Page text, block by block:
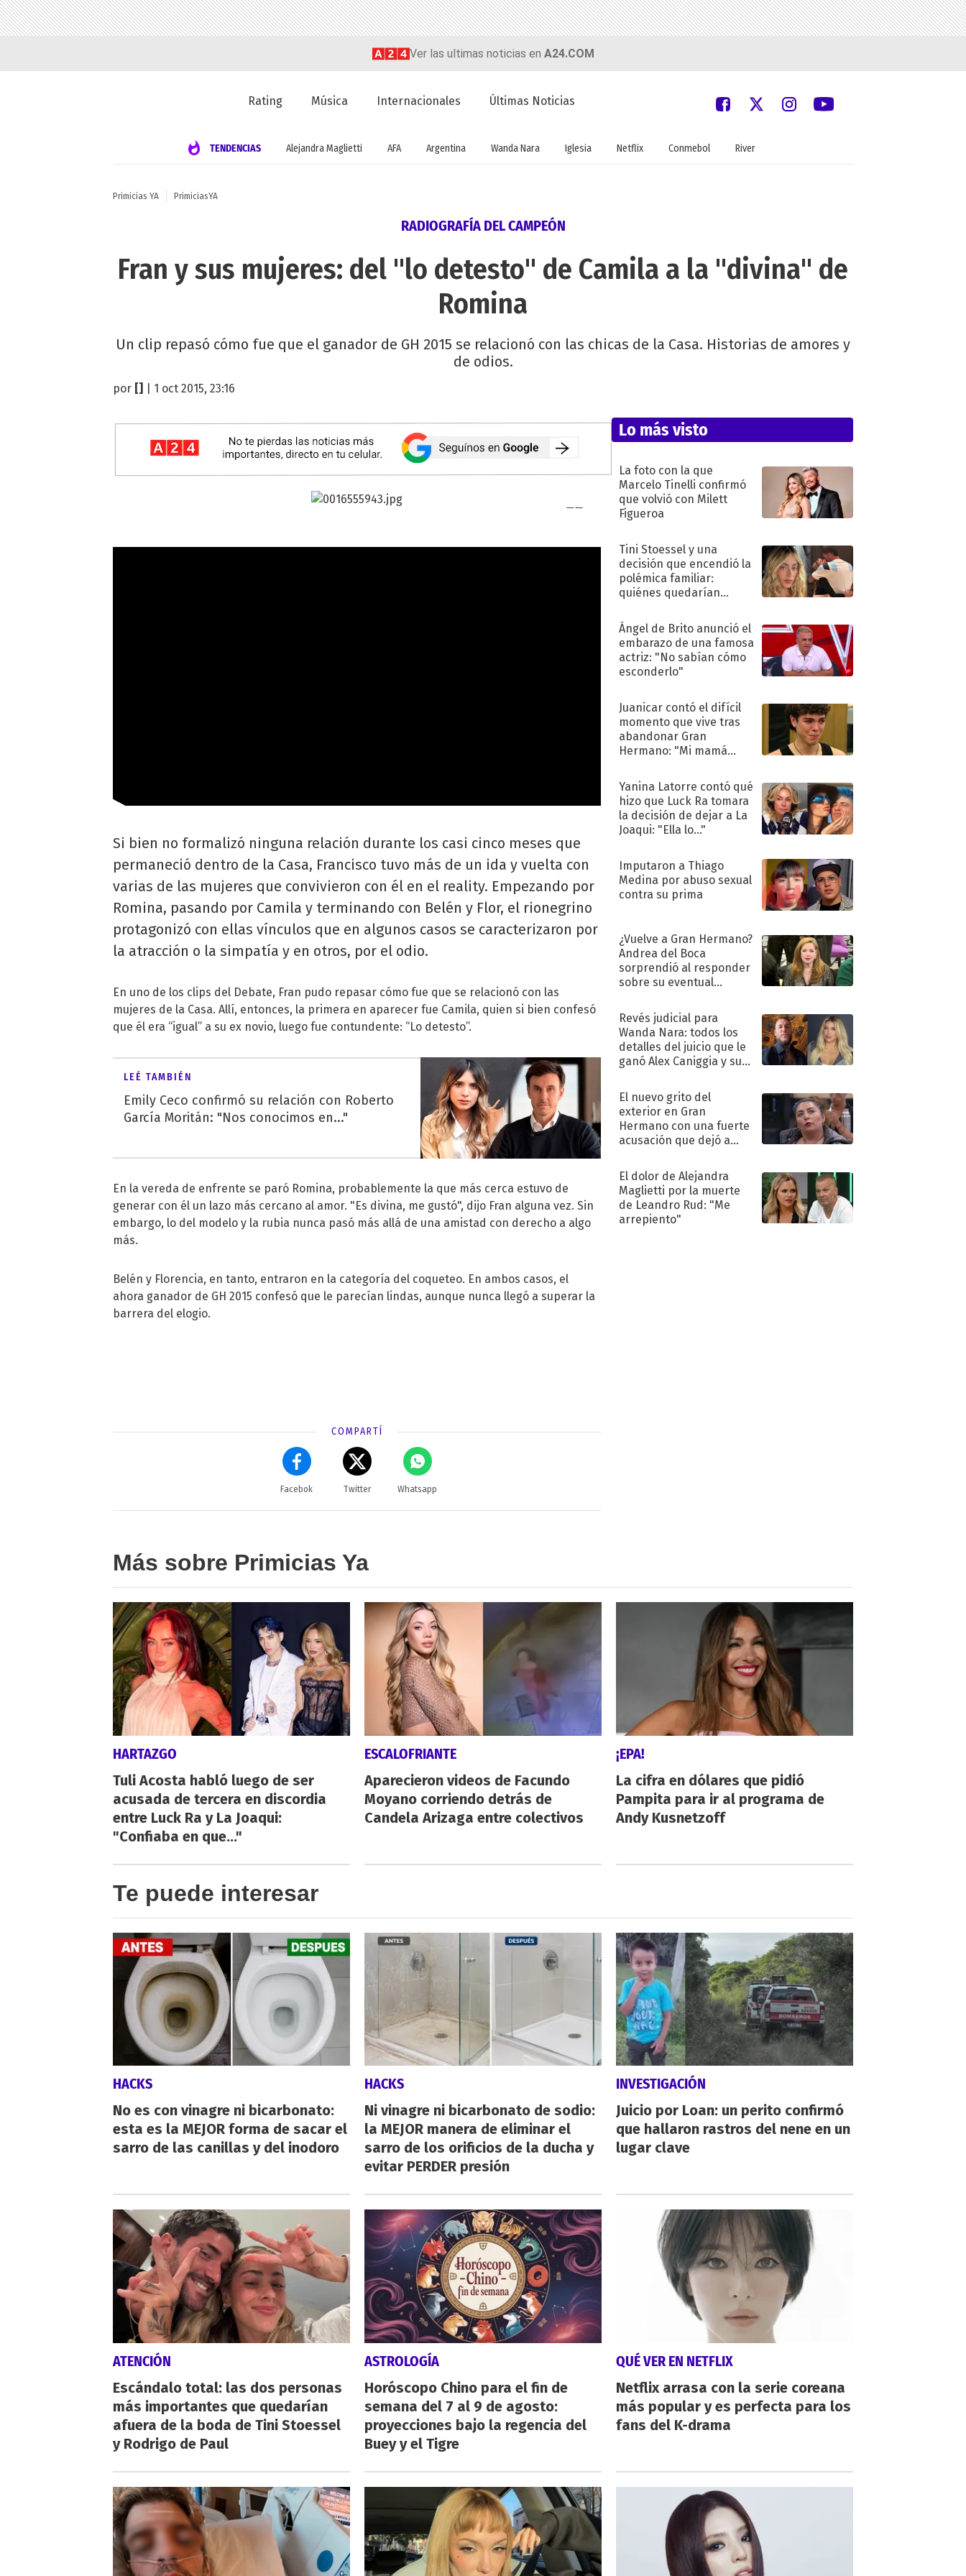
Ver las ultimas noticias en A24.COM
Rating Música Internacionales Últimas Noticias
TENDENCIAS Alejandra Maglietti AFA Argentina Wanda Nara Iglesia Netflix Conmebol River
Primicias YA PrimiciasYA
RADIOGRAFÍA DEL CAMPEÓN
Fran y sus mujeres: del "lo detesto" de Camila a la "divina" de
Romina
Un clip repasó cómo fue que el ganador de GH 2015 se relacionó con las chicas de la Casa. Historias de amores y
de odios.
por | 1 oct 2015, 23:16
Si bien no formalizó ninguna relación durante los casi cinco meses que
permaneció dentro de la Casa, Francisco tuvo más de un ida y vuelta con
varias de las mujeres que convivieron con él en el reality. Empezando por
Romina, pasando por Camila y terminando con Belén y Flor, el rionegrino
protagonizó con ellas vínculos que en algunos casos se caracterizaron por
la atracción o la simpatía y en otros, por el odio.
En uno de los clips del Debate, Fran pudo repasar cómo fue que se relacionó con las
mujeres de la Casa. Allí, entonces, la primera en aparecer fue Camila, quien si bien confesó
que él era “igual” a su ex novio, luego fue contundente: “Lo detesto”.
LEÉ TAMBIÉN
Emily Ceco confirmó su relación con Roberto
García Moritán: "Nos conocimos en..."
En la vereda de enfrente se paró Romina, probablemente la que más cerca estuvo de
generar con él un lazo más cercano al amor. "Es divina, me gustó", dijo Fran alguna vez. Sin
embargo, lo del modelo y la rubia nunca pasó más allá de una amistad con derecho a algo
más.
Belén y Florencia, en tanto, entraron en la categoría del coqueteo. En ambos casos, el
ahora ganador de GH 2015 confesó que le parecían lindas, aunque nunca llegó a superar la
barrera del elogio.
COMPARTÍ
Facebok Twitter Whatsapp
Lo más visto
La foto con la que
Marcelo Tinelli confirmó
que volvió con Milett
Figueroa
Tini Stoessel y una
decisión que encendió la
polémica familiar:
quiénes quedarían
Ángel de Brito anunció el
embarazo de una famosa
actriz: "No sabían cómo
esconderlo"
Juanicar contó el difícil
momento que vive tras
abandonar Gran
Hermano: "Mi mamá
Yanina Latorre contó qué
hizo que Luck Ra tomara
la decisión de dejar a La
Joaqui: "Ella lo..."
Imputaron a Thiago
Medina por abuso sexual
contra su prima
¿Vuelve a Gran Hermano?
Andrea del Boca
sorprendió al responder
sobre su eventual
Revés judicial para
Wanda Nara: todos los
detalles del juicio que le
ganó Alex Caniggia y sus
El nuevo grito del
exterior en Gran
Hermano con una fuerte
acusación que dejó a
"Traidora"
El dolor de Alejandra
Maglietti por la muerte
de Leandro Rud: "Me
arrepiento"
Más sobre Primicias Ya
HARTAZGO
Tuli Acosta habló luego de ser
acusada de tercera en discordia
entre Luck Ra y La Joaqui:
"Confiaba en que..."
ESCALOFRIANTE
Aparecieron videos de Facundo
Moyano corriendo detrás de
Candela Arizaga entre colectivos
¡EPA!
La cifra en dólares que pidió
Pampita para ir al programa de
Andy Kusnetzoff
Te puede interesar
HACKS
No es con vinagre ni bicarbonato:
esta es la MEJOR forma de sacar el
sarro de las canillas y del inodoro
HACKS
Ni vinagre ni bicarbonato de sodio:
la MEJOR manera de eliminar el
sarro de los orificios de la ducha y
evitar PERDER presión
INVESTIGACIÓN
Juicio por Loan: un perito confirmó
que hallaron rastros del nene en un
lugar clave
ATENCIÓN
Escándalo total: las dos personas
más importantes que quedarían
afuera de la boda de Tini Stoessel
y Rodrigo de Paul
ASTROLOGÍA
Horóscopo Chino para el fin de
semana del 7 al 9 de agosto:
proyecciones bajo la regencia del
Buey y el Tigre
QUÉ VER EN NETFLIX
Netflix arrasa con la serie coreana
más popular y es perfecta para los
fans del K-drama